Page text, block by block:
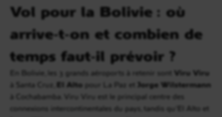
Vol pour la Bolivie : où
arrive-t-on et combien de
temps faut-il prévoir ?
En Bolivie, les 3 grands aéroports à retenir sont Viru Viru
à Santa Cruz, El Alto pour La Paz et Jorge Wilstermann
à Cochabamba. Viru Viru est le principal centre des
connexions intercontinentales du pays, tandis qu’El Alto et